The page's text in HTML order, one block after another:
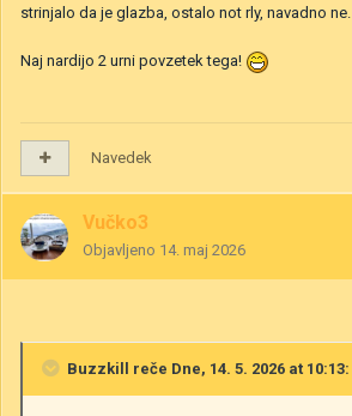
strinjalo da je glazba, ostalo not rly, navadno ne.
Naj nardijo 2 urni povzetek tega!
Navedek
Vučko3
Objavljeno 14. maj 2026
Buzzkill reče Dne, 14. 5. 2026 at 10:13: